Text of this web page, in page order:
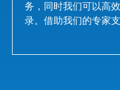
务，同时我们可以高
录。借助我们的专家